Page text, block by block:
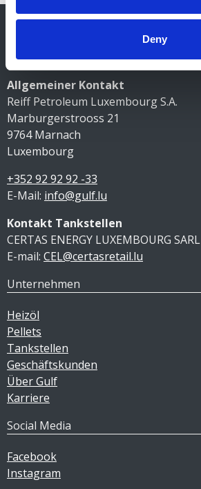
Deny
Kontakt
Allgemeiner Kontakt
Reiff Petroleum Luxembourg S.A.
Marburgerstrooss 21
9764 Marnach
Luxembourg
+352 92 92 92 -33
E-Mail: info@gulf.lu
Kontakt Tankstellen
CERTAS ENERGY LUXEMBOURG SARL
E-mail: CEL@certasretail.lu
Unternehmen
Heizöl
Pellets
Tankstellen
Geschäftskunden
Über Gulf
Karriere
Social Media
Facebook
Instagram